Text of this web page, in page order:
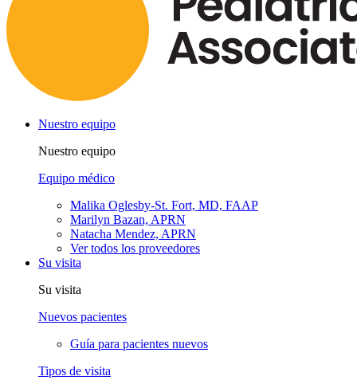
Nuestro equipo
Nuestro equipo
Equipo médico
Malika Oglesby-St. Fort, MD, FAAP
Marilyn Bazan, APRN
Natacha Mendez, APRN
Ver todos los proveedores
Su visita
Su visita
Nuevos pacientes
Guía para pacientes nuevos
Tipos de visita